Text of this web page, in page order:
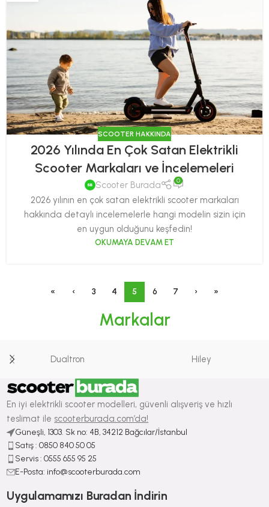
SCOOTER HAKKINDA
2026 Yılında En Çok Satan Elektrikli
Scooter Markaları ve İncelemeleri
Scooter Burada 0
2026 yılının en çok satan elektrikli scooter markaları
hakkında detaylı incelemelerle hangi modelin sizin için
en uygun olduğunu keşfedin!
OKUMAYA DEVAM ET
« ‹ 3 4 5 6 7 › »
Markalar
Dualtron Hiley
En iyi elektrikli scooter modelleri, güvenli alışveriş ve hızlı
teslimat ile scooterburada.com’da!
Güneşli, 1303. Sk no: 4B, 34212 Bağcılar/İstanbul
Satış : ⁠0850 840 50 05
Servis : 0555 655 95 25
E-Posta: info@scooterburada.com
Uygulamamızı Buradan İndirin